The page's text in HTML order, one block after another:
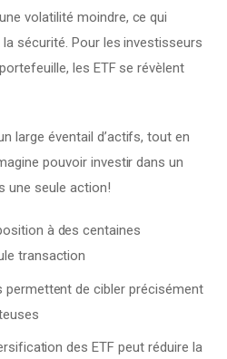
volatilité moindre, ce qui
sécurité. Pour les investisseurs
les ETF se révèlent
large éventail d’actifs, tout en
pouvoir investir dans un
une seule action!
à des centaines
transaction
permettent de cibler précisément
des ETF peut réduire la